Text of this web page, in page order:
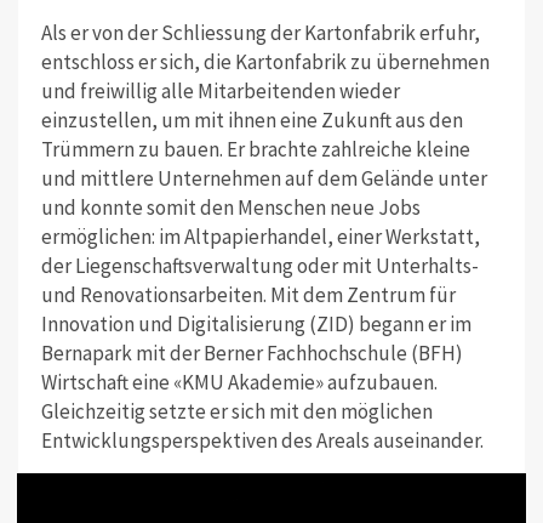
Als er von der Schliessung der Kartonfabrik erfuhr,
entschloss er sich, die Kartonfabrik zu übernehmen
und freiwillig alle Mitarbeitenden wieder
einzustellen, um mit ihnen eine Zukunft aus den
Trümmern zu bauen. Er brachte zahlreiche kleine
und mittlere Unternehmen auf dem Gelände unter
und konnte somit den Menschen neue Jobs
ermöglichen: im Altpapierhandel, einer Werkstatt,
der Liegenschaftsverwaltung oder mit Unterhalts-
und Renovationsarbeiten. Mit dem Zentrum für
Innovation und Digitalisierung (ZID) begann er im
Bernapark mit der Berner Fachhochschule (BFH)
Wirtschaft eine «KMU Akademie» aufzubauen.
Gleichzeitig setzte er sich mit den möglichen
Entwicklungsperspektiven des Areals auseinander.